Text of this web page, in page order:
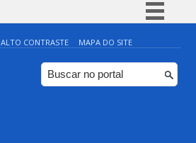
Simplifique!
Comunica BR
Participe
ALTO CONTRASTE MAPA DO SITE